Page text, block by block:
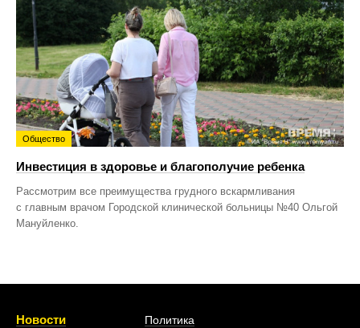
Общество
Инвестиция в здоровье и благополучие ребенка
Рассмотрим все преимущества грудного вскармливания
с главным врачом Городской клинической больницы №40 Ольгой
Мануйленко.
Новости
Политика